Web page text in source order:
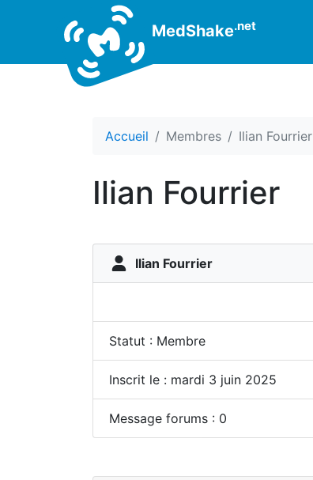
MedShake.net
Accueil Membres Ilian Fourrier
Ilian Fourrier
Ilian Fourrier
Statut : Membre
Inscrit le : mardi 3 juin 2025
Message forums : 0